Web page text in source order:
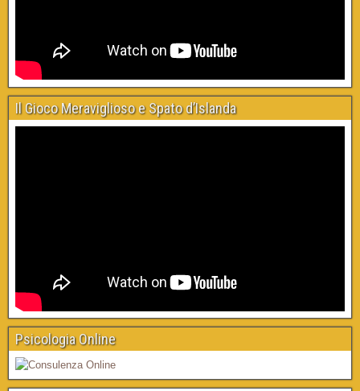
Il Gioco Meraviglioso e Spato d’Islanda
Psicologia Online